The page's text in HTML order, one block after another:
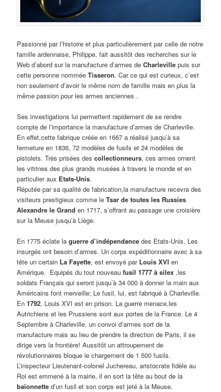
Passionné par l’histoire et plus particulièrement par celle de notre
famille ardennaise, Philippe, fait aussitôt des recherches sur le
Web d’abord sur la manufacture d’armes de Charleville puis sur
cette personne nomméeTisseron. Car ce qui est curieux, c’est
non seulement d’avoir le même nom de famille mais en plus la
même passion pour les armes anciennes .
Ses investigations lui permettent rapidement de se rendre
compte de l’importance la manufacture d’armes de Charleville.
En effet,cette fabrique créée en 1667 a réalisé jusqu’à sa
fermeture en 1836, 72 modèles de fusils et 24 modèles de
pistolets. Très prisées descollectionneurs, ces armes ornent
les vitrines des plus grands musées à travers le monde et en
particulier aux Etats-Unis.
Réputée par sa qualité de fabrication,la manufacture recevra des
visiteurs prestigieux comme leTsar de toutes les Russies
Alexandre le Grand en 1717, s’offrant au passage une croisière
sur la Meuse jusqu’à Liège.
En 1775 éclate laguerre d’indépendance des Etats-Unis. Les
insurgés ont besoin d’armes. Un corps expéditionnaire avec à sa
tête un certain La Fayette, est envoyé par Louis XVI en
Amérique. Equipés du tout nouveaufusil 1777 à silex ,les
soldats Français qui seront jusqu’à 34 000 à donner la main aux
Américains font merveille; Le fusil, lui, est fabriqué à Charleville.
En1792, Louis XVI est en prison. La guerre menace,les
Autrichiens et les Prussiens sont aux portes de la France. Le 4
Septembre à Charleville, un convoi d’armes sort de la
manufacture mais au lieu de prendre la direction de Paris, il se
dirige vers la frontière! Aussitôt un attroupement de
révolutionnaires bloque le chargement de 1 500 fusils.
L’inspecteur Lieutenant-colonel Juchereau, aristocrate fidèle au
Roi est emmené à la mairie, il en sort la tête au bout de la
baïonnette d’un fusil et son corps est jeté à la Meuse.